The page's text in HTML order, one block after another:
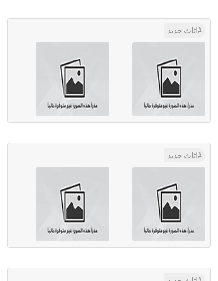
اثاث جديد
اثاث جديد